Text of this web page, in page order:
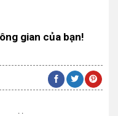
gian của bạn!